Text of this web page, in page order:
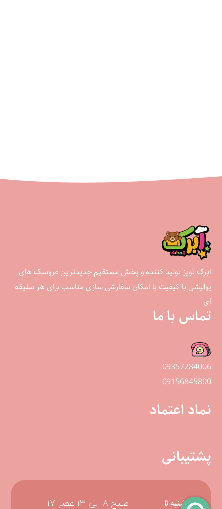
ابرک تویز تولید کننده و پخش مستقیم جدیدترین عروسک های
پولیشی با کیفیت با امکان سفارشی سازی مناسب برای هر سلیقه
ای
تماس با ما
09357284006
09156845800
نماد اعتماد
پشتیبانی
شنبه تا صبح 8 الی 13 عصر 17